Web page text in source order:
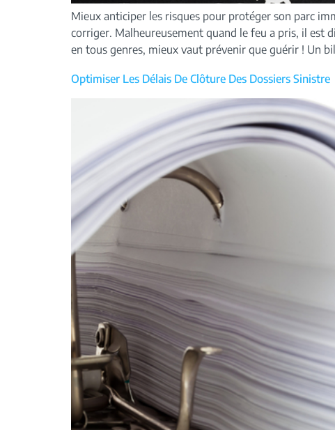
Mieux anticiper les risques pour protéger son parc
corriger. Malheureusement quand le feu a pris, il est
en tous genres, mieux vaut prévenir que guérir ! Un
Optimiser Les Délais De Clôture Des Dossiers Sinistre